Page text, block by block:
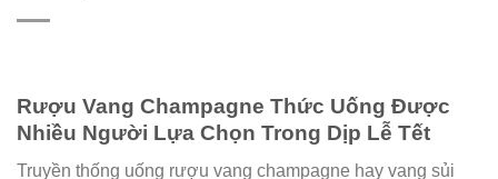
Rượu Vang Champagne Thức Uống Được
Nhiều Người Lựa Chọn Trong Dịp Lễ Tết
Truyền thống uống rượu vang champagne hay vang sủi